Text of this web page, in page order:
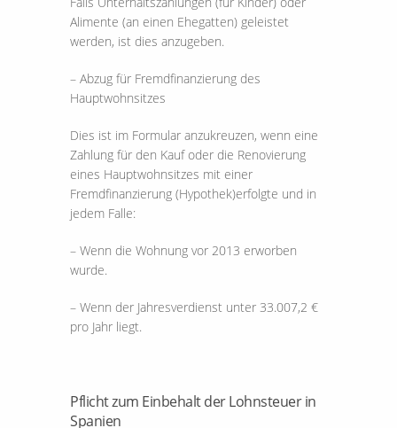
Alimente (an einen Ehegatten) geleistet
werden, ist dies anzugeben.
– Abzug für Fremdfinanzierung des
Hauptwohnsitzes
Dies ist im Formular anzukreuzen, wenn eine
Zahlung für den Kauf oder die Renovierung
eines Hauptwohnsitzes mit einer
Fremdfinanzierung (Hypothek)erfolgte und in
jedem Falle:
– Wenn die Wohnung vor 2013 erworben
wurde.
– Wenn der Jahresverdienst unter 33.007,2 €
pro Jahr liegt.
Pflicht zum Einbehalt der Lohnsteuer in
Spanien